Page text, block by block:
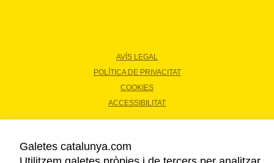
AVÍS LEGAL
POLÍTICA DE PRIVACITAT
COOKIES
ACCESSIBILITAT
Copyright © 2026. Agència Catalana de Turisme. Tots els drets reservats.
Galetes catalunya.com